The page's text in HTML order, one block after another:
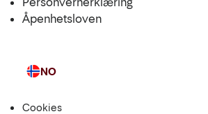
Åpenhetsloven
Språk
NO
Cookies